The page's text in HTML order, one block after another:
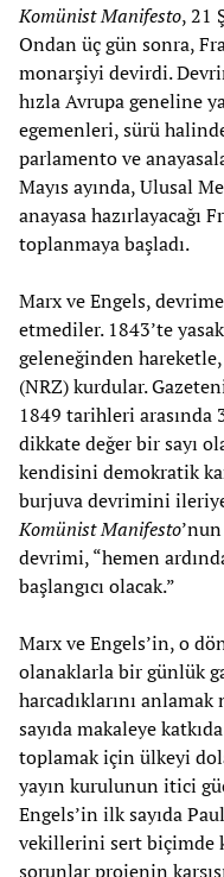
Komünist Manifesto, 21
Ondan üç gün sonra,
monarşiyi devirdi.
hızla Avrupa geneline
egemenleri, sürü
parlamento ve
Mayıs ayında, Ulusal
anayasa hazırlayacağı
toplanmaya başladı.
Marx ve Engels,
etmediler. 1843’te
geleneğinden
(NRZ) kurdular.
1849 tarihleri arasında
dikkate değer bir sayı
kendisini demokratik
burjuva devrimini
Komünist Manifesto
devrimi, “hemen
başlangıcı olacak.”
Marx ve Engels’in, o
olanaklarla bir günlük
harcadıklarını anlamak
sayıda makaleye
toplamak için ülkeyi
yayın kurulunun itici
Engels’in ilk sayıda
vekillerini sert biçimde
sorunlar projenin